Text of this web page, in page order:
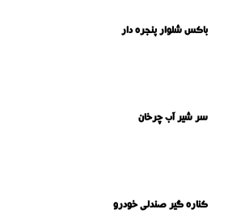
باکس شلوار پنجره دار
سر شیر آب چرخان
کناره گیر صندلی خودرو